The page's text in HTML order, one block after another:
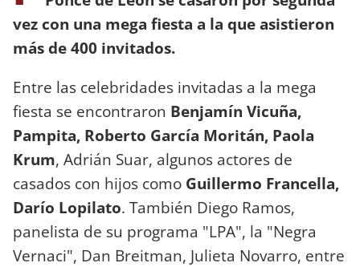
vez con una mega fiesta a la que asistieron
más de 400 invitados.
Entre las celebridades invitadas a la mega
fiesta se encontraron Benjamín Vicuña,
Pampita, Roberto García Moritán, Paola
Krum, Adrián Suar, algunos actores de
casados con hijos como Guillermo Francella,
Darío Lopilato. También Diego Ramos,
panelista de su programa "LPA", la "Negra
Vernaci", Dan Breitman, Julieta Novarro, entre